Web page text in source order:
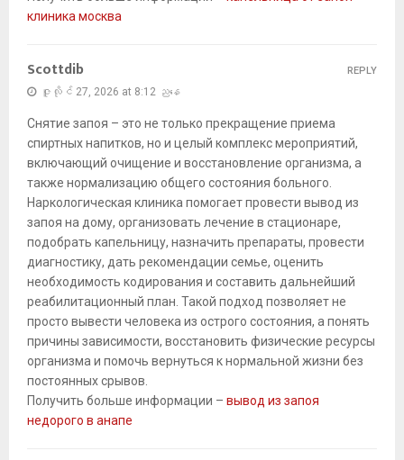
клиника москва
Scottdib
ဇူလိုင် 27, 2026 at 8:12 ညနေ
Снятие запоя – это не только прекращение приема
спиртных напитков, но и целый комплекс мероприятий,
включающий очищение и восстановление организма, а
также нормализацию общего состояния больного.
Наркологическая клиника помогает провести вывод из
запоя на дому, организовать лечение в стационаре,
подобрать капельницу, назначить препараты, провести
диагностику, дать рекомендации семье, оценить
необходимость кодирования и составить дальнейший
реабилитационный план. Такой подход позволяет не
просто вывести человека из острого состояния, а понять
причины зависимости, восстановить физические ресурсы
организма и помочь вернуться к нормальной жизни без
постоянных срывов.
Получить больше информации – вывод из запоя
недорого в анапе
REPLY